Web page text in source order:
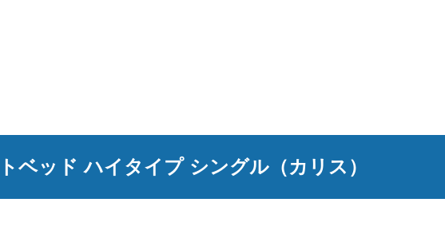
ベッド ハイタイプ シングル（カリス）